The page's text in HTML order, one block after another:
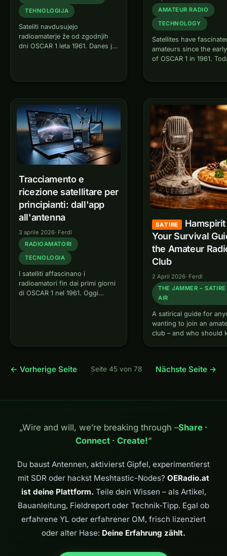
TEHNOLOGIJA
Sateliti navdusujejo
radioamaterje že od zgodnjih
dni OSCAR 1 leta 1961. Danes je
zmogljivimi aplikacijami za
sledenje in preprostimi…
AMATEUR RADIO
TECHNOLOGY
Satellites have
amateurs since the
of OSCAR 1 in 1961.
ever before. With
SDR receivers, powerful
tracking apps,…
Tracciamento e
ricezione satellitare per
principianti: dall'app
all'antenna
3 aprile 2026· Ferdl
RADIOAMATORI
TECNOLOGIA
I satelliti affascinano i
radioamatori fin dai primi giorni
di OSCAR 1 nel 1961. Oggi
SATIRE
Hamspirit
Your Survival
the Amateur
Club
2 April 2026· Ferdl
THE JAMMER –
AIR
A satirical guide for
wanting to join an
club – and who should
callsign in hand, and a
← Vorherige Seite Seite 45 von 78 Nächste Seite →
„Wire and will, we’re breaking through –Share ·
Connect · Create!“
Du baust Antennen, aktivierst Gipfel, experimentierst
mit SDR oder hackst Meshtastic-Nodes? OERadio.at
ist deine Plattform. Teile dein Wissen – als Artikel,
Bauanleitung, Fieldreport oder Technik-Tipp. Egal ob
erfahrene YL oder erfahrener OM, frisch lizenziert
oder alter Hase: Deine Erfahrung zählt.